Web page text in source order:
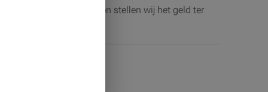
kredietovereenkomst en stellen wij het geld ter